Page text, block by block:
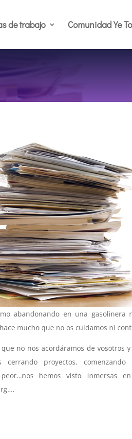
de trabajo Comunidad Ye
abandonando en una gasolinera
mucho que no os cuidamos ni
no nos acordáramos de vosotros
cerrando proyectos,
peor…nos hemos visto inmersas